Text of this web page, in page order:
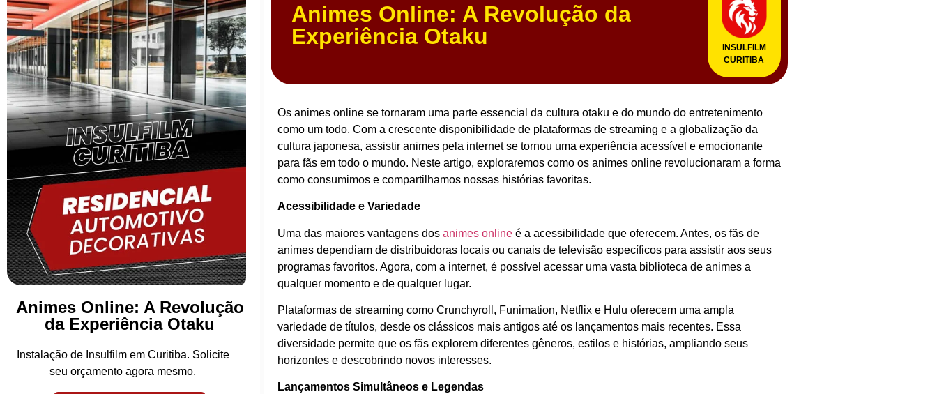
Animes Online: A Revolução
da Experiência Otaku
Instalação de Insulfilm em Curitiba. Solicite
seu orçamento agora mesmo.
Animes Online: A Revolução da
Experiência Otaku
INSULFILM
CURITIBA
Os animes online se tornaram uma parte essencial da cultura otaku e do mundo do entretenimento
como um todo. Com a crescente disponibilidade de plataformas de streaming e a globalização da
cultura japonesa, assistir animes pela internet se tornou uma experiência acessível e emocionante
para fãs em todo o mundo. Neste artigo, exploraremos como os animes online revolucionaram a forma
como consumimos e compartilhamos nossas histórias favoritas.
Acessibilidade e Variedade
Uma das maiores vantagens dos animes onlineé a acessibilidade que oferecem. Antes, os fãs de
animes dependiam de distribuidoras locais ou canais de televisão específicos para assistir aos seus
programas favoritos. Agora, com a internet, é possível acessar uma vasta biblioteca de animes a
qualquer momento e de qualquer lugar.
Plataformas de streaming como Crunchyroll, Funimation, Netflix e Hulu oferecem uma ampla
variedade de títulos, desde os clássicos mais antigos até os lançamentos mais recentes. Essa
diversidade permite que os fãs explorem diferentes gêneros, estilos e histórias, ampliando seus
horizontes e descobrindo novos interesses.
Lançamentos Simultâneos e Legendas